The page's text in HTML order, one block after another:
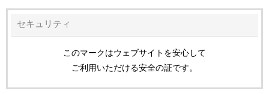
セキュリティ
このマークはウェブサイトを安心して
ご利用いただける安全の証です。